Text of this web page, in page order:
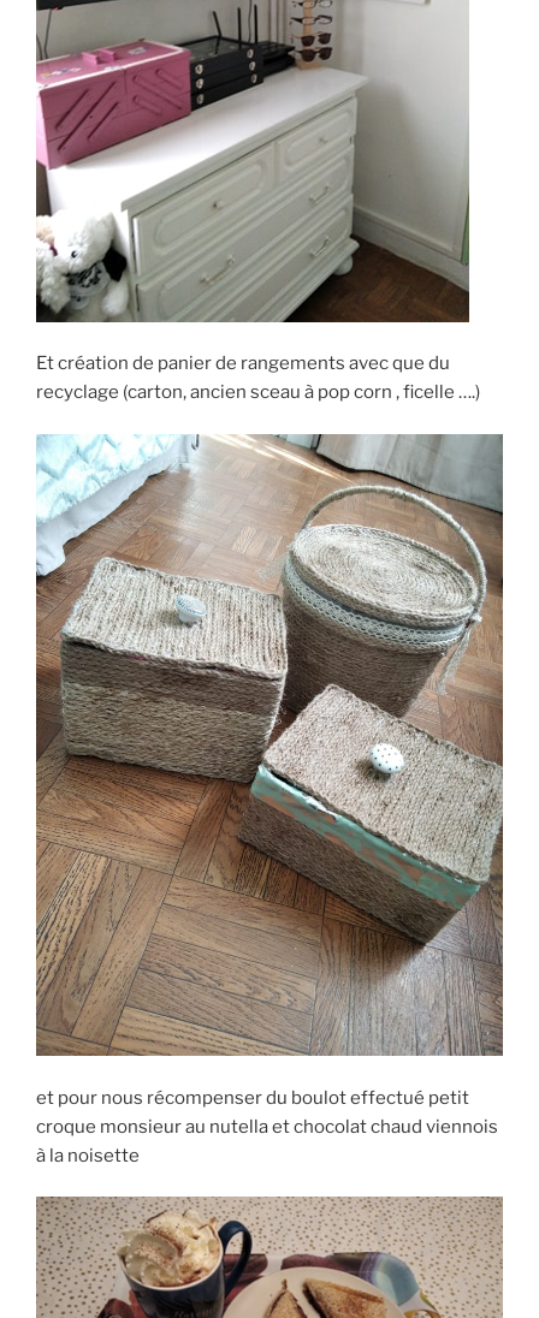
Et création de panier de rangements avec que du
recyclage (carton, ancien sceau à pop corn , ficelle ….)
et pour nous récompenser du boulot effectué petit
croque monsieur au nutella et chocolat chaud viennois
à la noisette